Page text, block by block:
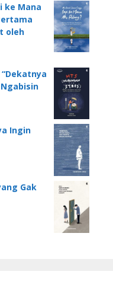
ke Mana
oleh
“Dekatnya
Ingin
Gak